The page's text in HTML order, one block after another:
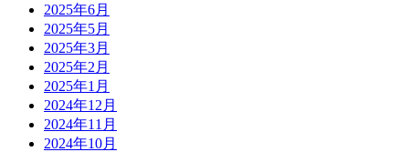
2025年6月
2025年5月
2025年3月
2025年2月
2025年1月
2024年12月
2024年11月
2024年10月